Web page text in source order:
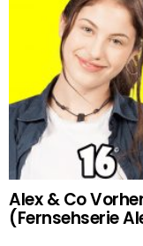
Alex & Co
(Fernsehserie